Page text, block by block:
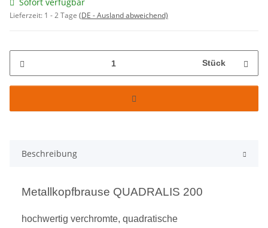
Lieferzeit: 1 - 2 Tage (DE - Ausland abweichend)
Stück
Beschreibung
Metallkopfbrause QUADRALIS 200
hochwertig verchromte, quadratische